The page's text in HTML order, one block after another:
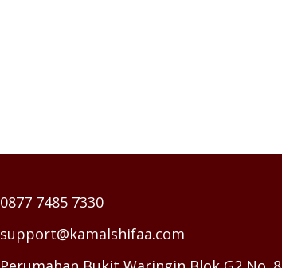
0877 7485 7330
support@kamalshifaa.com